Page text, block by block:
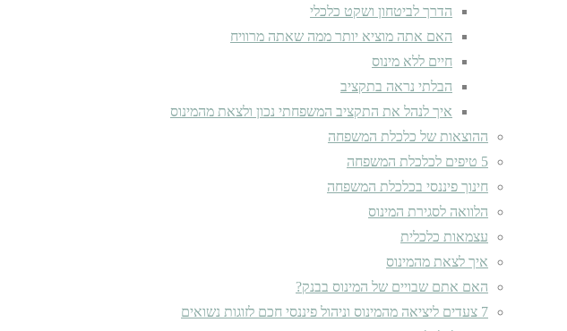
הדרך לביטחון ושקט כלכלי
האם אתה מוציא יותר ממה שאתה מרוויח
חיים ללא מינוס
הבלתי נראה בתקציב
איך לנהל את התקציב המשפחתי נכון ולצאת מהמינוס
ההוצאות של כלכלת המשפחה
5 טיפים לכלכלת המשפחה
חינוך פיננסי בכלכלת המשפחה
הלוואה לסגירת המינוס
עצמאות כלכלית
איך לצאת מהמינוס
האם אתם שבויים של המינוס בבנק?
7 צעדים ליציאה מהמינוס וניהול פיננסי חכם לזוגות נשואים